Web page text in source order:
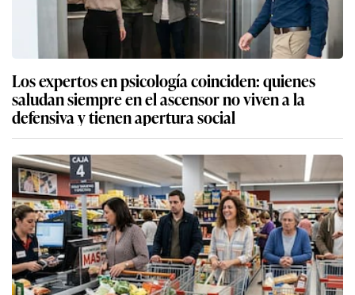
Los expertos en psicología coinciden: quienes
saludan siempre en el ascensor no viven a la
defensiva y tienen apertura social